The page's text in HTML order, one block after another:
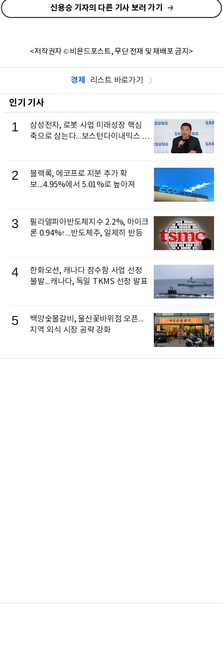
신용승 기자의 다른 기사 보러 가기
<저작권자 © 비욘드포스트, 무단 전재 및 재배포 금지>
경제 리스트 바로가기
인기 기사
1
삼성전자, 로봇 사업 미래성장 핵심
축으로 삼는다...보스턴다이내믹스 출
2
블랙록, 에코프로 지분 추가 확
보...4.95%에서 5.01%로 높아져
3
필라델피아반도체지수 2.2%, 마이크
론 0.94%↑...반도체주, 일제히 반등
4
한화오션, 캐나다 잠수함 사업 선정
불발...캐나다, 독일 TKMS 선정 발표
5
백양숯불갈비, 울산꽃바위점 오픈...
지역 외식 시장 공략 강화